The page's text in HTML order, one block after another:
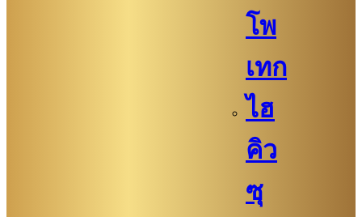
โพ
เทก
ไฮ
คิว​​
ซุ